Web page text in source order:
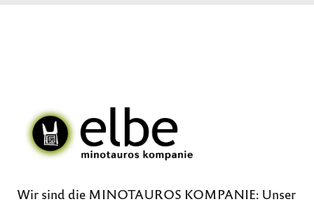
Wir sind die MINOTAUROS KOMPANIE: Unser